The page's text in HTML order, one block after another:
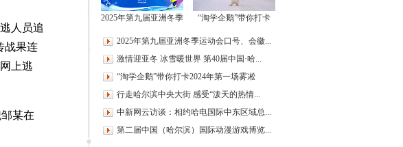
人员追
战果连
上逃
某在
2025年第九届亚洲冬季
祥物发布仪式
“淘学企鹅”带你打卡
2025年第九届亚洲冬季运动会口号、会徽...
激情迎亚冬 冰雪暖世界 第40届中国·哈...
“淘学企鹅”带你打卡2024年第一场雾凇
行走哈尔滨中央大街 感受“泼天的热情...
中新网云访谈：相约哈电国际中东区域总...
第二届中国（哈尔滨）国际动漫游戏博览...